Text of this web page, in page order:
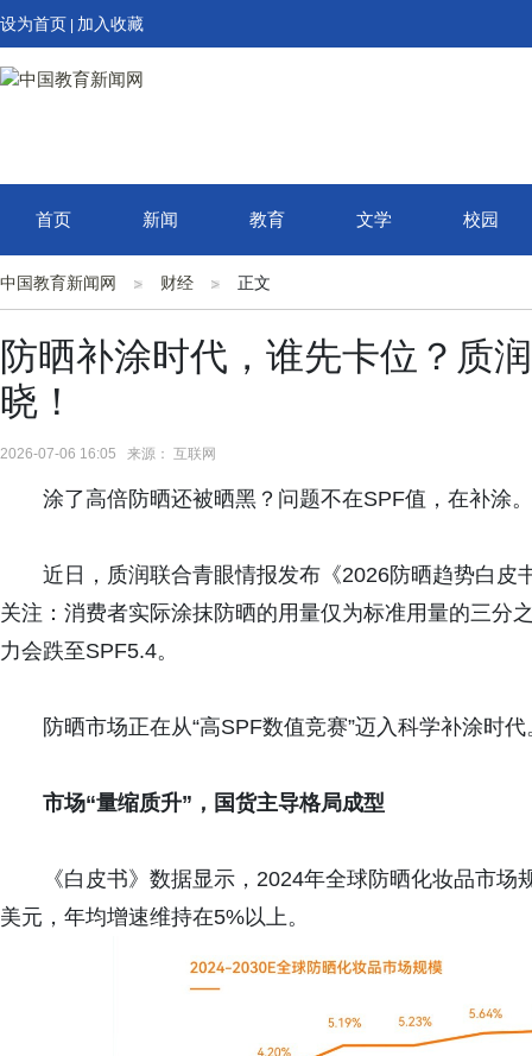
设为首页 加入收藏
首页 新闻 教育 文学 校园
中国教育新闻网 财经 正文
防晒补涂时代，谁先卡位？质
晓！
2026-07-06 16:05 来源： 互联网
涂了高倍防晒还被晒黑？问题不在SPF值，在补涂。
近日，质润联合青眼情报发布《2026防晒趋势白
关注：消费者实际涂抹防晒的用量仅为标准用量的三分
力会跌至SPF5.4。
防晒市场正在从“高SPF数值竞赛”迈入科学补涂时代
市场“量缩质升”，国货主导格局成型
《白皮书》数据显示，2024年全球防晒化妆品市
美元，年均增速维持在5%以上。